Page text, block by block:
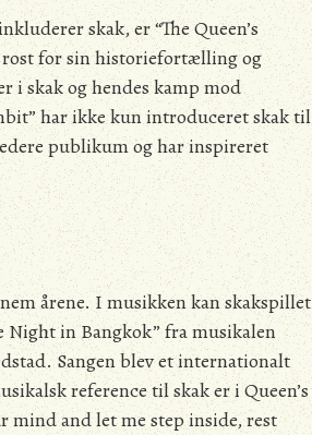
skak, er “The Queen’s
rost for sin historiefortælling og
i skak og hendes kamp mod
har ikke kun introduceret skak til
publikum og har inspireret
årene. I musikken kan skakspillet
Night in Bangkok” fra musikalen
Sangen blev et internationalt
reference til skak er i Queen’s
mind and let me step inside, rest